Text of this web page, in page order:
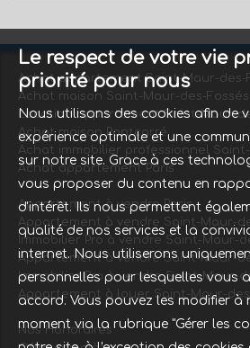
Achat appartement Saint-Maur-des-
Achat maison Saint-Maur-des-Fossés
Location appartement Saint-Maur-
Achat maison Pontcarré
Achat immobilier professionnel
Achat appartement Paris
Appartement à vendre Paris
Appartement à vendre Saint-Maur-
Immobilier Pro à vendre Saint-Maur-
Appartement à vendre Saint-Maur-
Immobilier Pro à vendre Saint-Maur-
Appartement à louer Saint-Maur-
Nos Honoraires
Le respect de votre vie
priorité pour nous
Nous utilisons des cookies afin de
expérience optimale et une
sur notre site. Grace à ces
vous proposer du contenu en
d'intérêt. Ils nous permettent
qualité de nos services et la
internet. Nous utiliserons
personnelles pour lesquelles vous
accord. Vous pouvez les modifier à
moment via la rubrique "Gérer les